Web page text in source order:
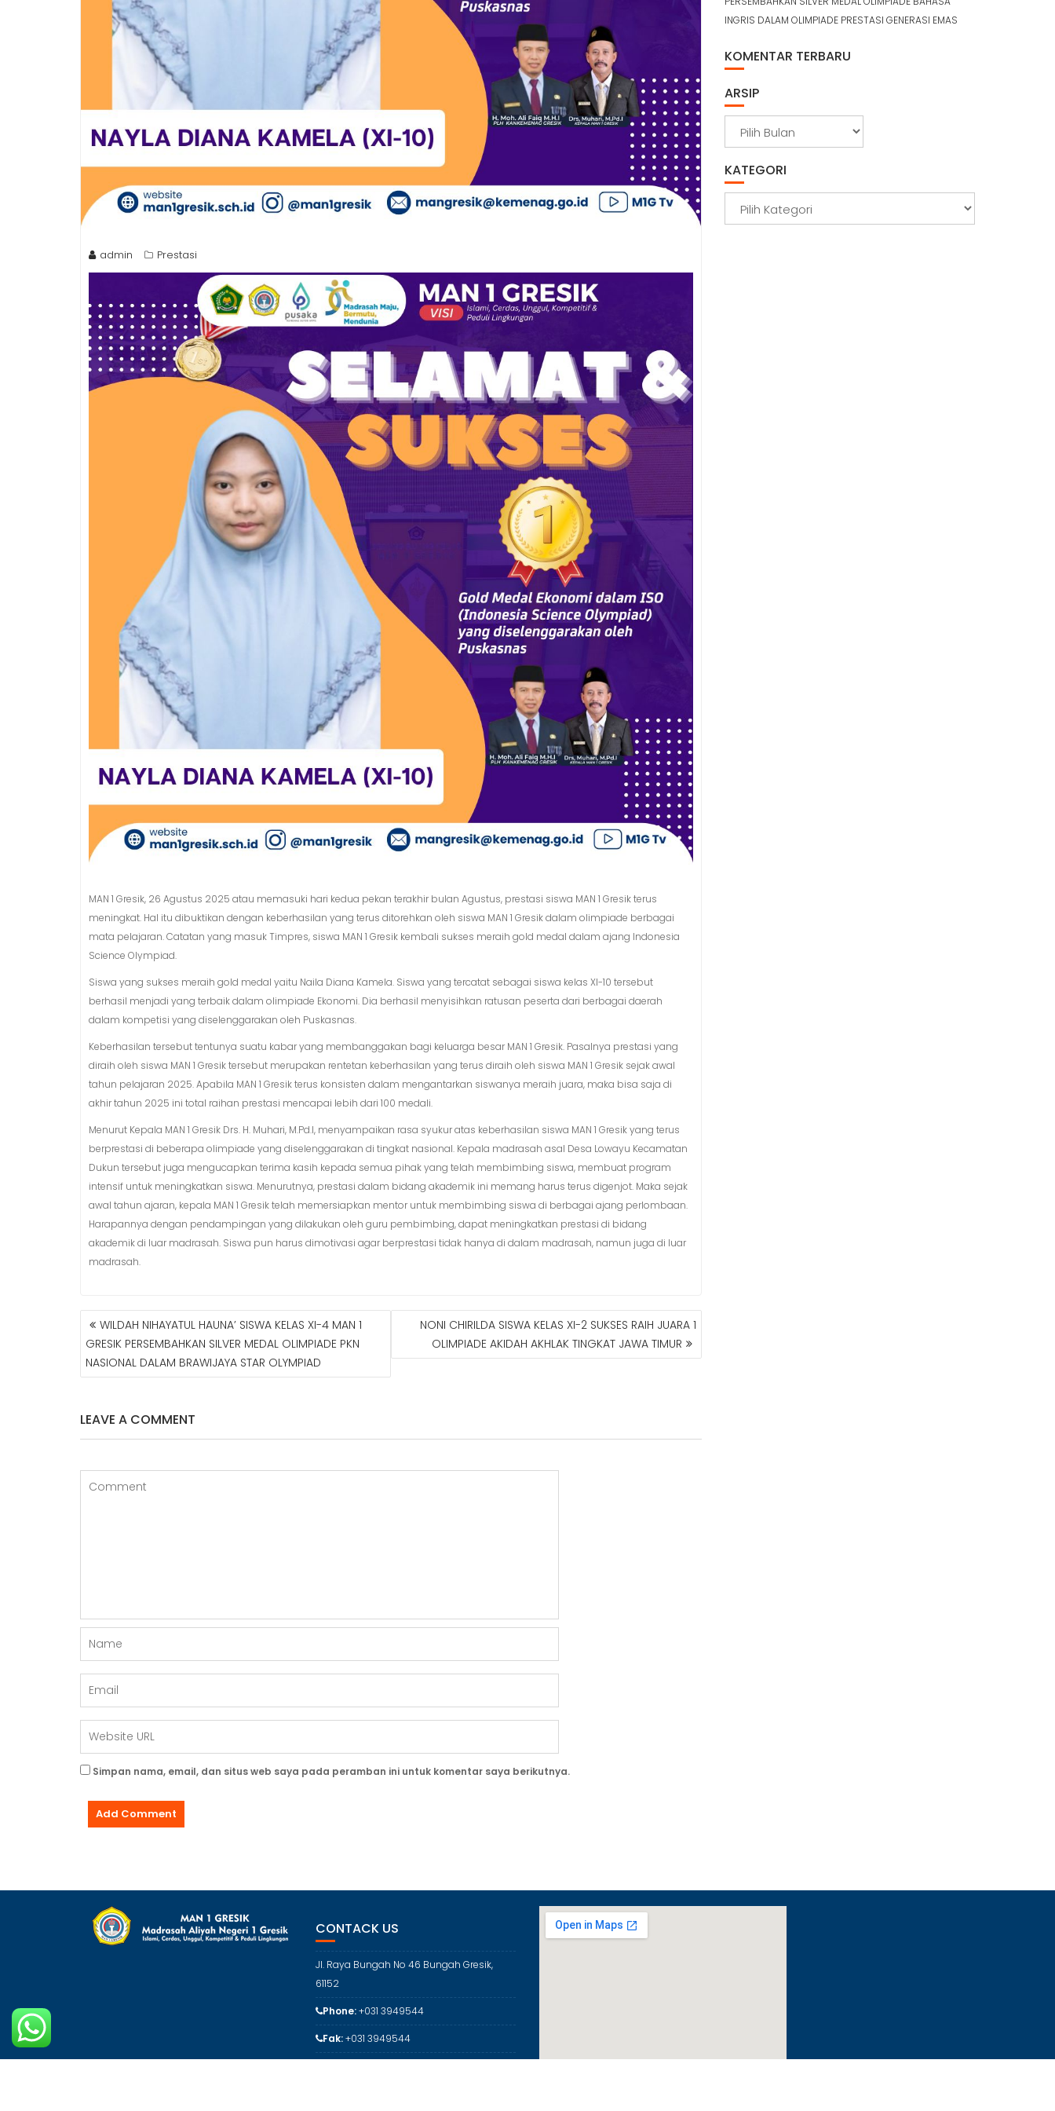
admin Prestasi
MAN 1 Gresik, 26 Agustus 2025 atau memasuki hari kedua pekan terakhir bulan Agustus, prestasi siswa MAN 1 Gresik terus
meningkat. Hal itu dibuktikan dengan keberhasilan yang terus ditorehkan oleh siswa MAN 1 Gresik dalam olimpiade berbagai
mata pelajaran. Catatan yang masuk Timpres, siswa MAN 1 Gresik kembali sukses meraih gold medal dalam ajang Indonesia
Science Olympiad.
Siswa yang sukses meraih gold medal yaitu Naila Diana Kamela. Siswa yang tercatat sebagai siswa kelas XI-10 tersebut
berhasil menjadi yang terbaik dalam olimpiade Ekonomi. Dia berhasil menyisihkan ratusan peserta dari berbagai daerah
dalam kompetisi yang diselenggarakan oleh Puskasnas.
Keberhasilan tersebut tentunya suatu kabar yang membanggakan bagi keluarga besar MAN 1 Gresik. Pasalnya prestasi yang
diraih oleh siswa MAN 1 Gresik tersebut merupakan rentetan keberhasilan yang terus diraih oleh siswa MAN 1 Gresik sejak awal
tahun pelajaran 2025. Apabila MAN 1 Gresik terus konsisten dalam mengantarkan siswanya meraih juara, maka bisa saja di
akhir tahun 2025 ini total raihan prestasi mencapai lebih dari 100 medali.
Menurut Kepala MAN 1 Gresik Drs. H. Muhari, M.Pd.I, menyampaikan rasa syukur atas keberhasilan siswa MAN 1 Gresik yang terus
berprestasi di beberapa olimpiade yang diselenggarakan di tingkat nasional. Kepala madrasah asal Desa Lowayu Kecamatan
Dukun tersebut juga mengucapkan terima kasih kepada semua pihak yang telah membimbing siswa, membuat program
intensif untuk meningkatkan siswa. Menurutnya, prestasi dalam bidang akademik ini memang harus terus digenjot. Maka sejak
awal tahun ajaran, kepala MAN 1 Gresik telah memersiapkan mentor untuk membimbing siswa di berbagai ajang perlombaan.
Harapannya dengan pendampingan yang dilakukan oleh guru pembimbing, dapat meningkatkan prestasi di bidang
akademik di luar madrasah. Siswa pun harus dimotivasi agar berprestasi tidak hanya di dalam madrasah, namun juga di luar
madrasah.
N
A
V
A
S
P
O
WILDAH NIHAYATUL HAUNA’ SISWA KELAS XI-4 MAN 1
GRESIK PERSEMBAHKAN SILVER MEDAL OLIMPIADE PKN
NASIONAL DALAM BRAWIJAYA STAR OLYMPIAD
NONI CHIRILDA SISWA KELAS XI-2 SUKSES RAIH JUARA 1
OLIMPIADE AKIDAH AKHLAK TINGKAT JAWA TIMUR
LEAVE A COMMENT
Simpan nama, email, dan situs web saya pada peramban ini untuk komentar saya berikutnya.
INGRIS DALAM OLIMPIADE PRESTASI GENERASI EMAS
KOMENTAR TERBARU
ARSIP
i
KATEGORI
CONTACK US
Jl. Raya Bungah No 46 Bungah Gresik,
61152
Phone:+031 3949544
Fak:+031 3949544